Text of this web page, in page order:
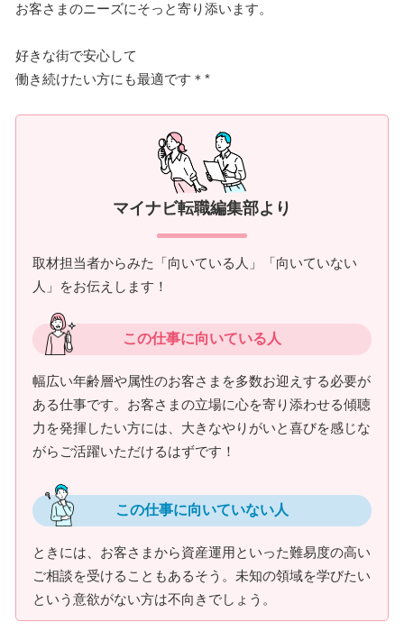
お客さまのニーズにそっと寄り添います。
好きな街で安心して
働き続けたい方にも最適です＊*
マイナビ転職編集部より
取材担当者からみた「向いている人」「向いていない
人」をお伝えします！
この仕事に向いている人
幅広い年齢層や属性のお客さまを多数お迎えする必要が
ある仕事です。お客さまの立場に心を寄り添わせる傾聴
力を発揮したい方には、大きなやりがいと喜びを感じな
がらご活躍いただけるはずです！
この仕事に向いていない人
ときには、お客さまから資産運用といった難易度の高い
ご相談を受けることもあるそう。未知の領域を学びたい
という意欲がない方は不向きでしょう。